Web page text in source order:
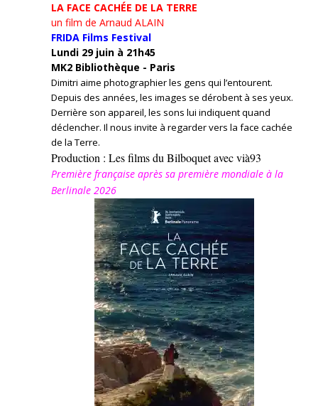
LA FACE CACHÉE DE LA TERRE
un film de Arnaud ALAIN
FRIDA Films Festival
Lundi 29 juin à 21h45
MK2 Bibliothèque - Paris
Dimitri aime photographier les gens qui l’entourent.
Depuis des années, les images se dérobent à ses yeux.
Derrière son appareil, les sons lui indiquent quand
déclencher. Il nous invite à regarder vers la face cachée
de la Terre.
Production : Les films du Bilboquet avec vià93
Première française après sa première mondiale à la
Berlinale 2026